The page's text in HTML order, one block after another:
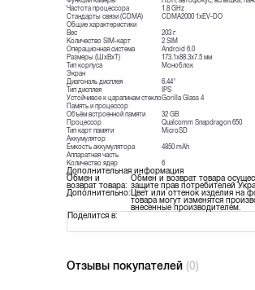
Частота процессора
1.8 GHz
Стандарты связи (CDMA)
CDMA2000 1xEV-DO
Общие характеристики
Вес
203 г
Количество SIM-карт
2 SIM
Операционная система
Android 6.0
Размеры (ШxВxТ)
173.1х88.3x7.5 мм
Тип корпуса
Моноблок
Экран
Диагональ дисплея
6.44"
Тип дисплея
IPS
Устойчивое к царапинам стеклоGorilla Glass 4
Память и процессор
Объём встроенной памяти
32 GB
Процессор
Qualcomm Snapdragon 650
Тип карт памяти
MicroSD
Аккумулятор
Ёмкость аккумулятора
4850 mAh
Аппаратная часть
Количество ядер
6
Дополнительная информация
Обмен и
возврат товара:
Обмен и возврат товара
защите прав потребителей
Дополнительно:Цвет или оттенок изделия на
товара могут изменятся
внесенные производителем.
Поделится в:
Отзывы покупателей (0)